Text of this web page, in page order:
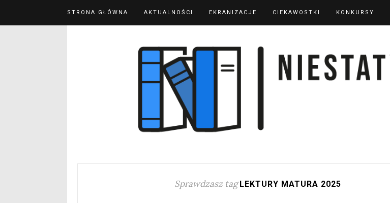
STRONA GŁÓWNA AKTUALNOŚCI EKRANIZACJE CIEKAWOSTKI KONKURSY
Sprawdzasz tag LEKTURY MATURA 2025